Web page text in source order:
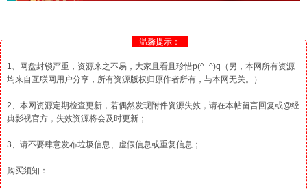
温馨提示：
1、网盘封锁严重，资源来之不易，大家且看且珍惜p(^_^)q（另，本网所有资源
均来自互联网用户分享，所有资源版权归原作者所有，与本网无关。）
2、本网资源定期检查更新，若偶然发现附件资源失效，请在本帖留言回复或@经
典影视官方，失效资源将会及时更新；
3、请不要肆意发布垃圾信息、虚假信息或重复信息；
购买须知：